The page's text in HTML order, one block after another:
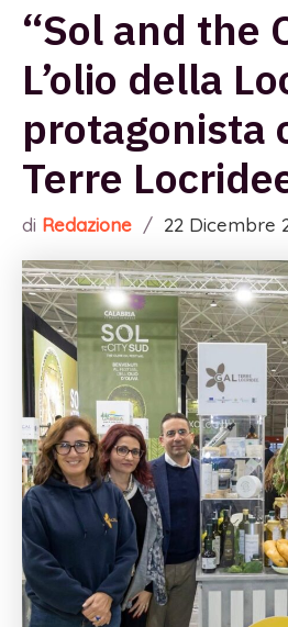
“Sol and the
L’olio della
protagonista
Terre
di Redazione / 22 Dicembre